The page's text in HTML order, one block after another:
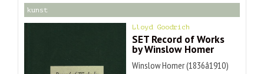
kunst
Lloyd Goodrich
SET Record of Works
by Winslow Homer
Winslow Homer (1836â1910)